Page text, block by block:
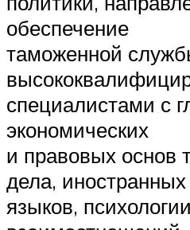
обеспечение
таможенной
специалистами с
экономических
и правовых основ
дела, иностранных
языков,